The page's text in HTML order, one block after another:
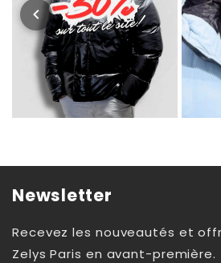
Newsletter
Recevez les nouveautés et
Zelys Paris en avant-première.